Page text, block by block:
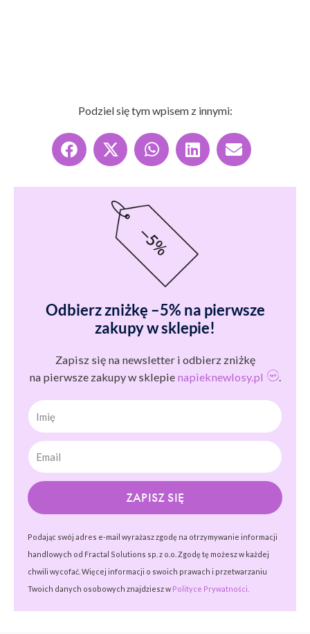
Podziel się tym wpisem z innymi:
Odbierz zniżkę –5% na pierwsze
zakupy w sklepie!
Zapisz się na newsletter i odbierz zniżkę
na pierwsze zakupy w sklepie napieknewlosy.pl .
Imię
ZAPISZ SIĘ
Podając swój adres e-mail wyrażasz zgodę na otrzymywanie informacji
handlowych od Fractal Solutions sp. z o.o. Zgodę tę możesz w każdej
chwili wycofać. Więcej informacji o swoich prawach i przetwarzaniu
Twoich danych osobowych znajdziesz w Polityce Prywatności.